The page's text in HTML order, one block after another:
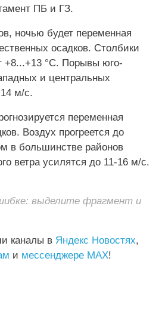
ПБ и ГЗ.
ночью будет переменная
осадков. Столбики
+8...+13 °C. Порывы юго-
и центральных
м/с.
переменная
Воздух прогреется до
в большинстве районов
ветра усилятся до 11-16 м/с.
выделите фрагмент и
каналы в Яндекс Новостях,
и мессенджере MAX!